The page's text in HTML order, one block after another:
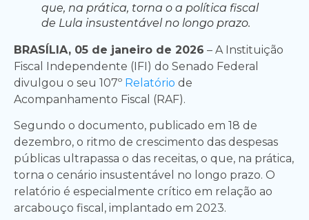
que, na prática, torna o a política fiscal
de Lula insustentável no longo prazo.
BRASÍLIA, 05 de janeiro de 2026 – A Instituição
Fiscal Independente (IFI) do Senado Federal
divulgou o seu 107º Relatório de
Acompanhamento Fiscal (RAF).
Segundo o documento, publicado em 18 de
dezembro, o ritmo de crescimento das despesas
públicas ultrapassa o das receitas, o que, na prática,
torna o cenário insustentável no longo prazo. O
relatório é especialmente crítico em relação ao
arcabouço fiscal, implantado em 2023.